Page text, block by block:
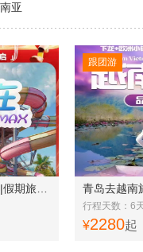
亚
行程天数：6
¥2280起
跟团游